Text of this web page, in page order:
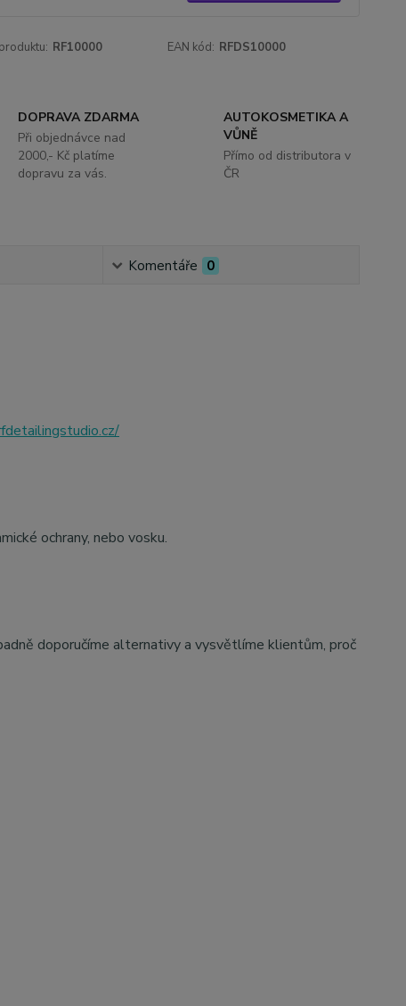
RF10000 EAN kód: RFDS10000
DOPRAVA ZDARMA
Při objednávce nad
2000,- Kč platíme
dopravu za vás.
AUTOKOSMETIKA A
VŮNĚ
Přímo od distributora v
ČR
Komentáře 0
ochrany, nebo vosku.
doporučíme alternativy a vysvětlíme klientům, proč